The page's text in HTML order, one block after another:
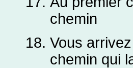
chemin
Vous
chemin qui